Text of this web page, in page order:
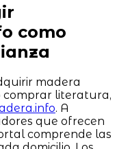
como
madera
comprar literatura,
. A
que ofrecen
comprende las